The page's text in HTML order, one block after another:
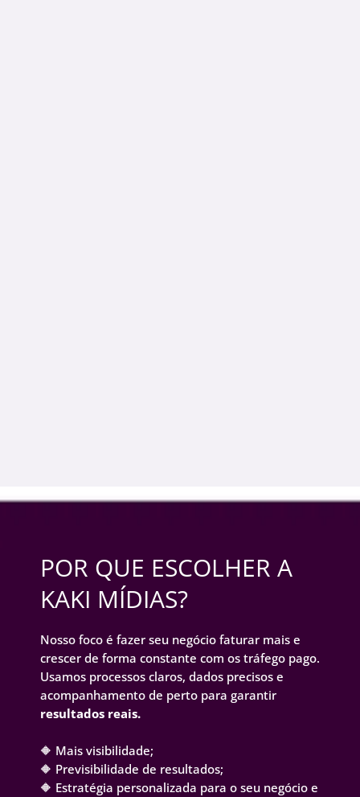
POR QUE ESCOLHER A
KAKI MÍDIAS?
Nosso foco é fazer seu negócio faturar mais e
crescer de forma constante com os tráfego pago.
Usamos processos claros, dados precisos e
acompanhamento de perto para garantir
resultados reais.
🔶 Mais visibilidade;
🔶 Previsibilidade de resultados;
🔶 Estratégia personalizada para o seu negócio e